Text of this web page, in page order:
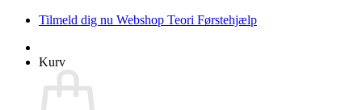
Tilmeld dig nu Webshop Teori Førstehjælp
Kurv